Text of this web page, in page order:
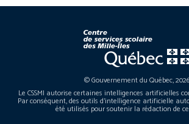
© Gouvernement du Québec, 2026
Le CSSMI autorise certaines intelligences artificielles
Par conséquent, des outils d’intelligence artificielle
été utilisés pour soutenir la rédaction de